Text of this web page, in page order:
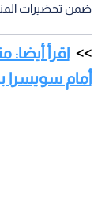
ضمن تحضيرات
اقرأ
أمام سويسرا